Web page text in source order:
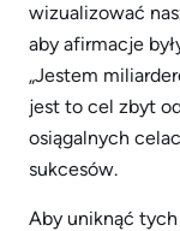
wizualizować
aby afirmacje
„Jestem
jest to cel zbyt
osiągalnych
sukcesów.
Aby uniknąć